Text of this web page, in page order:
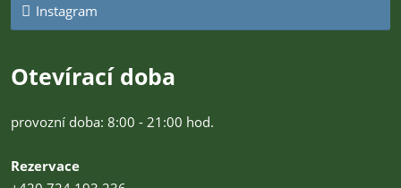
Instagram
Otevírací doba
provozní doba: 8:00 - 21:00 hod.
Rezervace